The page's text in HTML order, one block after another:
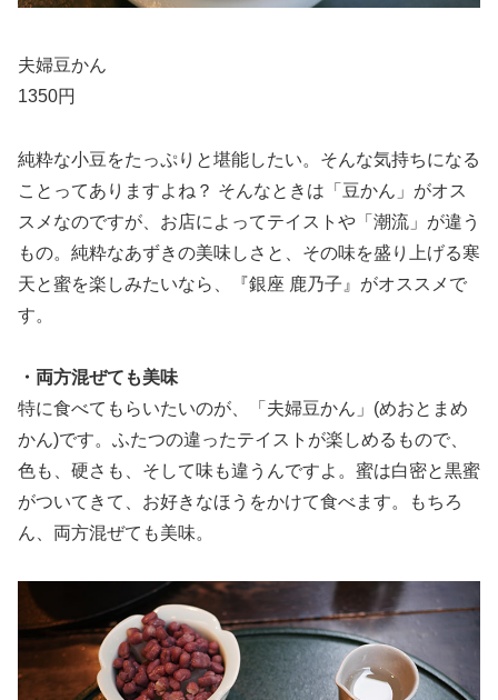
夫婦豆かん
1350円
純粋な小豆をたっぷりと堪能したい。そんな気持ちになる
ことってありますよね？ そんなときは「豆かん」がオス
スメなのですが、お店によってテイストや「潮流」が違う
もの。純粋なあずきの美味しさと、その味を盛り上げる寒
天と蜜を楽しみたいなら、『銀座 鹿乃子』がオススメで
す。
・両方混ぜても美味
特に食べてもらいたいのが、「夫婦豆かん」(めおとまめ
かん)です。ふたつの違ったテイストが楽しめるもので、
色も、硬さも、そして味も違うんですよ。蜜は白密と黒蜜
がついてきて、お好きなほうをかけて食べます。もちろ
ん、両方混ぜても美味。